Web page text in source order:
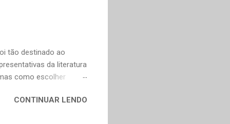
todas as vontades
pedir uma coisa o
valorizar. — Bom,
tão destinado ao
da literatura
como escolher
De qualquer forma,
CONTINUAR LENDO